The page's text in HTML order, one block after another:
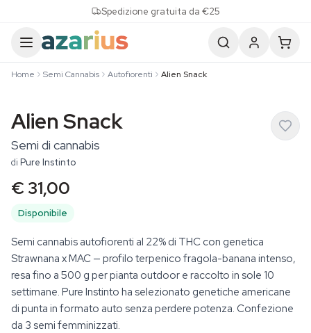
Spedizione gratuita da €25
Home Semi Cannabis Autofiorenti Alien Snack
Alien Snack
Semi di cannabis
di Pure Instinto
€ 31,00
Disponibile
Semi cannabis autofiorenti al 22% di THC con genetica
Strawnana x MAC — profilo terpenico fragola-banana intenso,
resa fino a 500 g per pianta outdoor e raccolto in sole 10
settimane. Pure Instinto ha selezionato genetiche americane
di punta in formato auto senza perdere potenza. Confezione
da 3 semi femminizzati.